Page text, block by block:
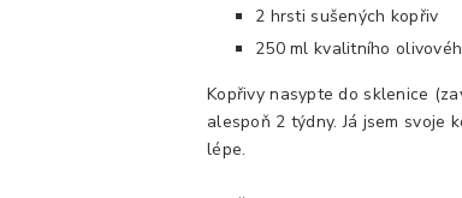
2 hrsti sušených kopřiv
250 ml kvalitního
Kopřivy nasypte do sklenice
alespoň 2 týdny. Já jsem svoje
lépe.